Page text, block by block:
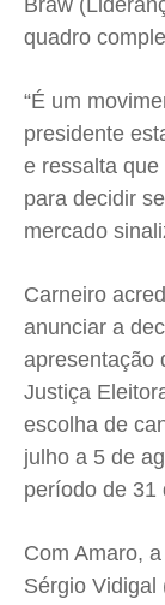
Braw
quadro
“É um
presidente
e ressalta que
para decidir
mercado
Carneiro
anunciar a
apresentação
Justiça
escolha de
julho a 5 de
período de 31
Com Amaro,
Sérgio Vidigal